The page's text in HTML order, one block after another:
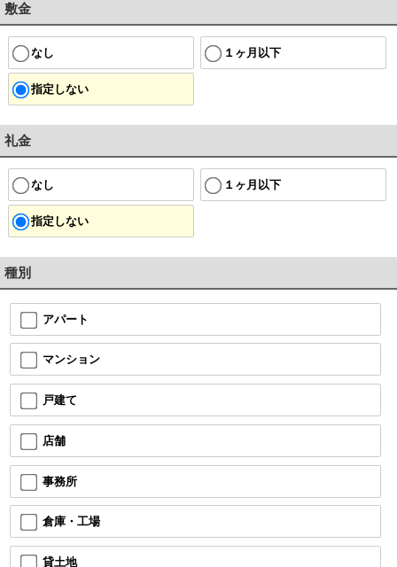
敷金
なし １ヶ月以下
指定しない
礼金
なし １ヶ月以下
指定しない
種別
アパート
マンション
戸建て
店舗
事務所
倉庫・工場
貸土地